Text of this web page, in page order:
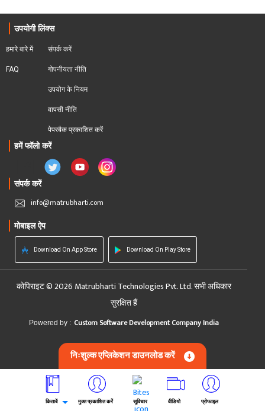
उपयोगी लिंक्स
हमारे बारे में
FAQ
संपर्क करें
गोपनीयता नीति
उपयोग के नियम
वापसी नीति
पेपरबैक प्रकाशित करें
हमें फॉलो करें
संपर्क करें
info@matrubharti.com
मोबाइल ऐप
Download On App Store Download On Play Store
कोपिराइट © 2026 Matrubharti Technologies Pvt. Ltd. सभी अधिकार
सुरक्षित हैं
Powered by : Custom Software Development Company India
निःशुल्क एप्लिकेशन डाउनलोड करें
किताबें मुक्त प्रकाशित करें सुविचार वीडियो प्रोफाइल